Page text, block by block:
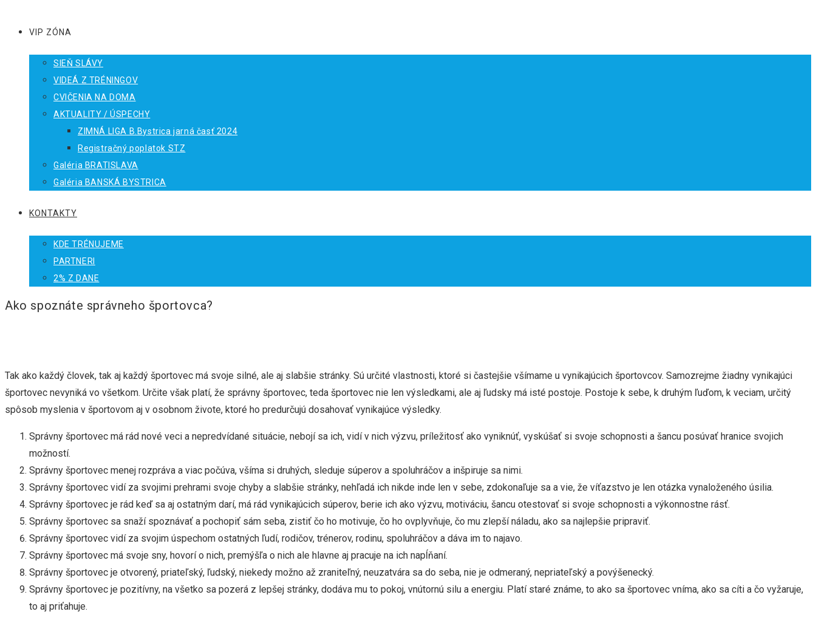
VIP ZÓNA
SIEŇ SLÁVY
VIDEÁ Z TRÉNINGOV
CVIČENIA NA DOMA
AKTUALITY / ÚSPECHY
ZIMNÁ LIGA B.Bystrica jarná časť 2024
Registračný poplatok STZ
Galéria BRATISLAVA
Galéria BANSKÁ BYSTRICA
KONTAKTY
KDE TRÉNUJEME
PARTNERI
2% Z DANE
Ako spoznáte správneho športovca?
Tak ako každý človek, tak aj každý športovec má svoje silné, ale aj slabšie stránky. Sú určité vlastnosti, ktoré si častejšie všímame u vynikajúcich športovcov. Samozrejme žiadny vynikajúci
športovec nevyniká vo všetkom. Určite však platí, že správny športovec, teda športovec nie len výsledkami, ale aj ľudsky má isté postoje. Postoje k sebe, k druhým ľuďom, k veciam, určitý
spôsob myslenia v športovom aj v osobnom živote, ktoré ho predurčujú dosahovať vynikajúce výsledky.
Správny športovec má rád nové veci a nepredvídané situácie, nebojí sa ich, vidí v nich výzvu, príležitosť ako vyniknúť, vyskúšať si svoje schopnosti a šancu posúvať hranice svojich
možností.
Správny športovec menej rozpráva a viac počúva, všíma si druhých, sleduje súperov a spoluhráčov a inšpiruje sa nimi.
Správny športovec vidí za svojimi prehrami svoje chyby a slabšie stránky, nehľadá ich nikde inde len v sebe, zdokonaľuje sa a vie, že víťazstvo je len otázka vynaloženého úsilia.
Správny športovec je rád keď sa aj ostatným darí, má rád vynikajúcich súperov, berie ich ako výzvu, motiváciu, šancu otestovať si svoje schopnosti a výkonnostne rásť.
Správny športovec sa snaží spoznávať a pochopiť sám seba, zistiť čo ho motivuje, čo ho ovplyvňuje, čo mu zlepší náladu, ako sa najlepšie pripraviť.
Správny športovec vidí za svojim úspechom ostatných ľudí, rodičov, trénerov, rodinu, spoluhráčov a dáva im to najavo.
Správny športovec má svoje sny, hovorí o nich, premýšľa o nich ale hlavne aj pracuje na ich napĺňaní.
Správny športovec je otvorený, priateľský, ľudský, niekedy možno až zraniteľný, neuzatvára sa do seba, nie je odmeraný, nepriateľský a povýšenecký.
Správny športovec je pozitívny, na všetko sa pozerá z lepšej stránky, dodáva mu to pokoj, vnútornú silu a energiu. Platí staré známe, to ako sa športovec vníma, ako sa cíti a čo vyžaruje,
to aj priťahuje.